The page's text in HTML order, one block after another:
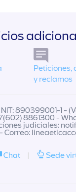
Peticiones,
y reclamos
890399001-1 -
8861300 -
judiciales:
Correo:
Chat | Sede